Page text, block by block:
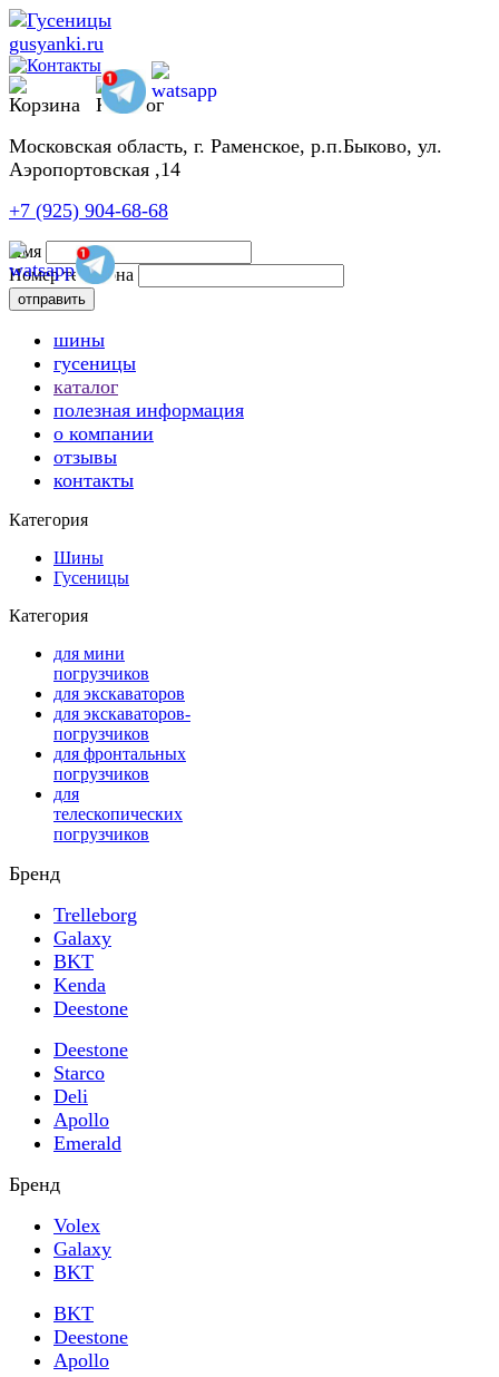
Московская область, г. Раменское, р.п.Быково, ул.
Аэропортовская ,14
+7 (925) 904-68-68
Имя
Номер телефона
шины
гусеницы
каталог
полезная информация
о компании
отзывы
контакты
Категория
Шины
Гусеницы
Категория
для мини
погрузчиков
для экскаваторов
для экскаваторов-
погрузчиков
для фронтальных
погрузчиков
для
телескопических
погрузчиков
Бренд
Trelleborg
Galaxy
BKT
Kenda
Deestone
Deestone
Starco
Deli
Apollo
Emerald
Бренд
Volex
Galaxy
BKT
BKT
Deestone
Apollo